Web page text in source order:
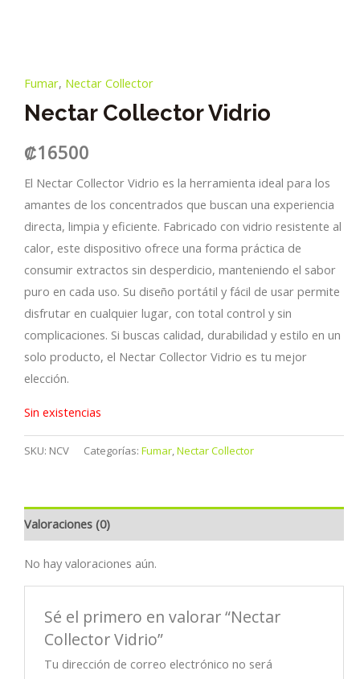
Fumar, Nectar Collector
Nectar Collector Vidrio
₡16500
El Nectar Collector Vidrio es la herramienta ideal para los
amantes de los concentrados que buscan una experiencia
directa, limpia y eficiente. Fabricado con vidrio resistente al
calor, este dispositivo ofrece una forma práctica de
consumir extractos sin desperdicio, manteniendo el sabor
puro en cada uso. Su diseño portátil y fácil de usar permite
disfrutar en cualquier lugar, con total control y sin
complicaciones. Si buscas calidad, durabilidad y estilo en un
solo producto, el Nectar Collector Vidrio es tu mejor
elección.
Sin existencias
SKU: NCV Categorías: Fumar,Nectar Collector
Valoraciones (0)
No hay valoraciones aún.
Sé el primero en valorar “Nectar
Collector Vidrio”
Tu dirección de correo electrónico no será